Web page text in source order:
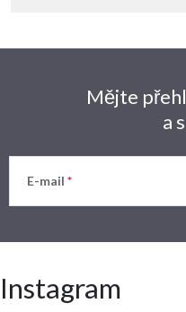
Mějte
a
E-mail
Instagram